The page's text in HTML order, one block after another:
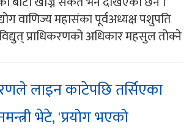
वाणिज्य महासंका पूर्वअध्यक्ष पशुपति
प्राधिकरणको अधिकार महसुल तोक्ने
लाइन काटेपछि तर्सिएका
भेटे, 'प्रयोग भएको